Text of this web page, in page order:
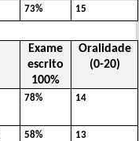
73% 15
Exame
escrito
100%
Oralidade
(0-20)
78% 14
58% 13